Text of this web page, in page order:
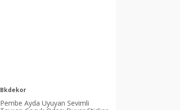
Bkdekor
Pembe Ayda Uyuyan Sevimli